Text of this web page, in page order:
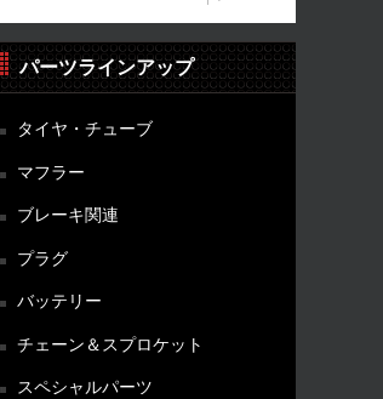
パーツラインアップ
タイヤ・チューブ
マフラー
ブレーキ関連
プラグ
バッテリー
チェーン＆スプロケット
スペシャルパーツ